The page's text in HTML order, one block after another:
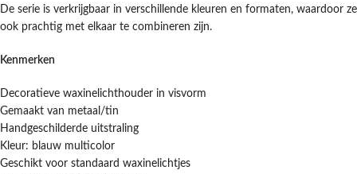
De serie is verkrijgbaar in verschillende kleuren en formaten, waardoor ze
ook prachtig met elkaar te combineren zijn.
Kenmerken
Decoratieve waxinelichthouder in visvorm
Gemaakt van metaal/tin
Handgeschilderde uitstraling
Kleur: blauw multicolor
Geschikt voor standaard waxinelichtjes